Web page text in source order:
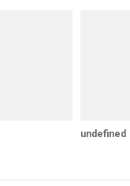
undefined